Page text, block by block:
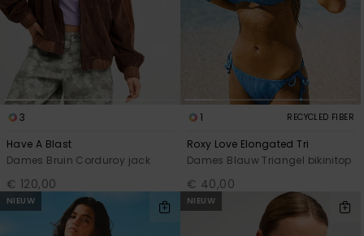
Riemen &
& sjaals
mutsen
Zonnebrillen
Playsuits
Technische
tassen
Snow
Accessoires
Snowboard
Surf
Schultassen
Accessoires
ROXY APP
VERLANGLIJST
3
Have A Blast
Dames Bruin Corduroy jack
€ 120,00
1 RECYCLED FIBER
Roxy Love Elongated Tri
Dames Blauw Triangel bikinitop
€ 40,00
NIEUW NIEUW